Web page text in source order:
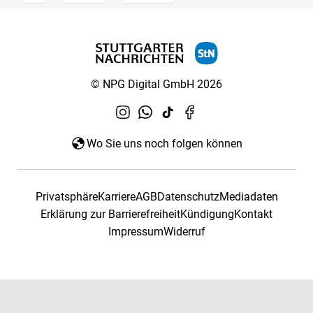
© NPG Digital GmbH 2026
Wo Sie uns noch folgen können
PrivatsphäreKarriereAGBDatenschutzMediadaten
Erklärung zur BarrierefreiheitKündigungKontakt
ImpressumWiderruf